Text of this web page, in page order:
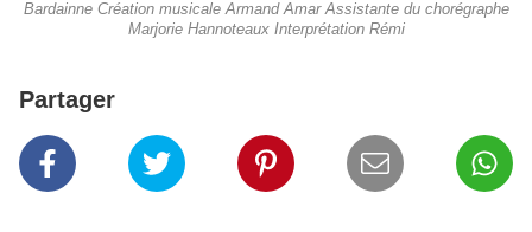
Bardainne Création musicale Armand Amar Assistante du chorégraphe
Marjorie Hannoteaux Interprétation Rémi
Partager